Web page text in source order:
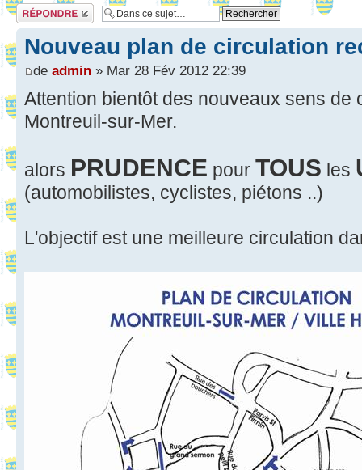
Répondre
Nouveau plan de circulation
de admin » Mar 28 Fév 2012 22:39
Attention bientôt des nouveaux sens de
Montreuil-sur-Mer.
alors PRUDENCE pour TOUS les
(automobilistes, cyclistes, piétons ..)
L'objectif est une meilleure circulation